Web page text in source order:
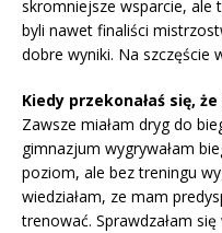
skromniejsze wsparcie, ale
byli nawet finaliści
dobre wyniki. Na szczęście
Kiedy przekonałaś się,
Zawsze miałam dryg do
gimnazjum wygrywałam
poziom, ale bez treningu
wiedziałam, ze mam
trenować. Sprawdzałam